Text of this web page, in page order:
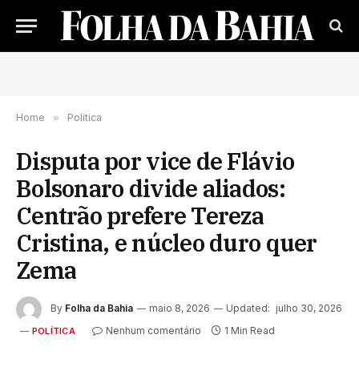
Home » Política
Disputa por vice de Flávio
Bolsonaro divide aliados:
Centrão prefere Tereza
Cristina, e núcleo duro quer
Zema
By Folha da Bahia maio 8, 2026 Updated: julho 30, 2026
POLÍTICA Nenhum comentário 1 Min Read